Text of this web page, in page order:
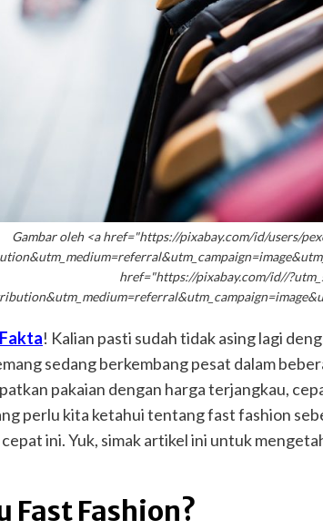
Gambar oleh <a href="https://pixabay.com/id/users/
href="https://pixabay.com/id//
! Kalian pasti sudah tidak asing lagi
sedang berkembang pesat dalam
pakaian dengan harga terjangkau,
perlu kita ketahui tentang fast fashion
cepat ini. Yuk, simak artikel ini untuk
Fast Fashion?